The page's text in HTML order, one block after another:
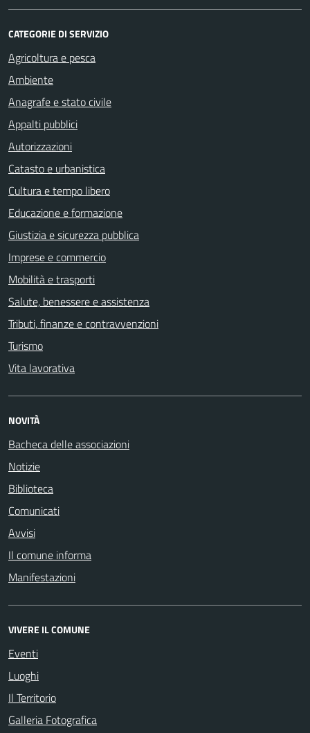
CATEGORIE DI SERVIZIO
Agricoltura e pesca
Ambiente
Anagrafe e stato civile
Appalti pubblici
Autorizzazioni
Catasto e urbanistica
Cultura e tempo libero
Educazione e formazione
Giustizia e sicurezza pubblica
Imprese e commercio
Mobilità e trasporti
Salute, benessere e assistenza
Tributi, finanze e contravvenzioni
Turismo
Vita lavorativa
NOVITÀ
Bacheca delle associazioni
Notizie
Biblioteca
Comunicati
Avvisi
Il comune informa
Manifestazioni
VIVERE IL COMUNE
Eventi
Luoghi
Il Territorio
Galleria Fotografica